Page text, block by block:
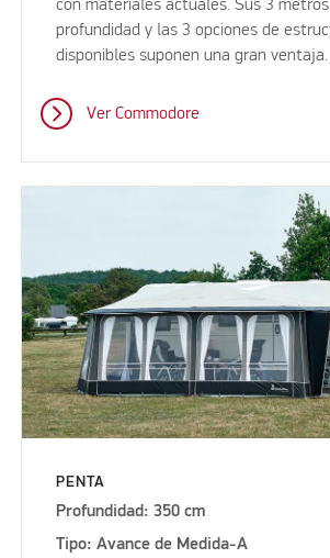
con materiales actuales. Sus 3
profundidad y las 3 opciones de
disponibles suponen una gran ventaja.
Ver Commodore
PENTA
Profundidad: 350 cm
Tipo: Avance de Medida-A